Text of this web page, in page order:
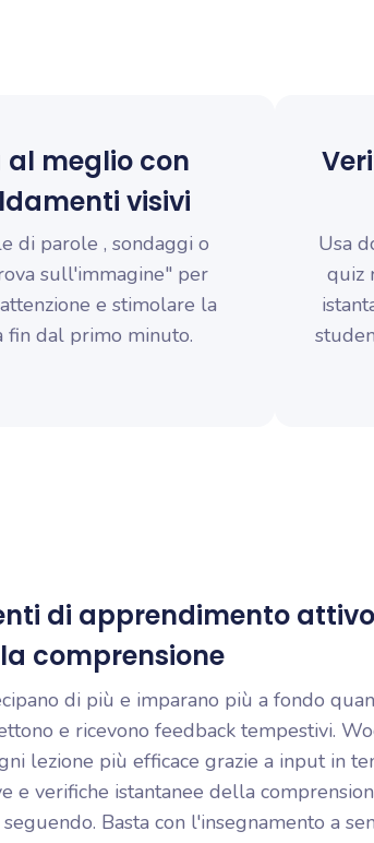
al meglio con
visivi
di parole , sondaggi o
sull'immagine" per
e stimolare la
fin dal primo minuto.
Usa
quiz
di apprendimento
comprensione
di più e imparano più a fondo
e ricevono feedback tempestivi.
lezione più efficace grazie a input in
e verifiche istantanee della
Basta con l'insegnamento a